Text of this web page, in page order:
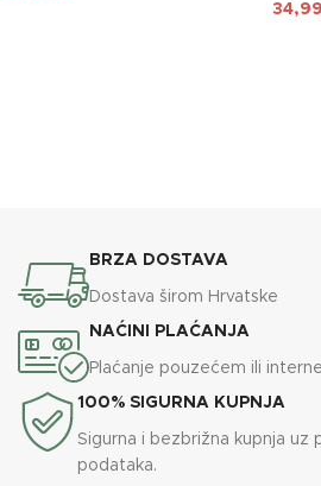
34,99
BRZA DOSTAVA
Dostava širom Hrvatske
NAĆINI PLAĆANJA
Plaćanje pouzećem ili
100% SIGURNA KUPNJA
Sigurna i bezbrižna kupnja uz
podataka.